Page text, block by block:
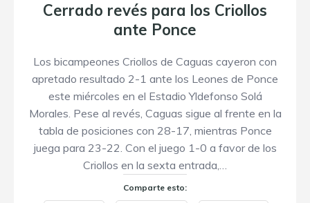
Cerrado revés para los Criollos
ante Ponce
Los bicampeones Criollos de Caguas cayeron con
apretado resultado 2-1 ante los Leones de Ponce
este miércoles en el Estadio Yldefonso Solá
Morales. Pese al revés, Caguas sigue al frente en la
tabla de posiciones con 28-17, mientras Ponce
juega para 23-22. Con el juego 1-0 a favor de los
Criollos en la sexta entrada,…
Comparte esto: